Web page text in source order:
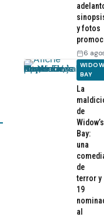
y fotos
6
BAY
La
de
Widow’s
Bay:
una
de
terror y
19
al